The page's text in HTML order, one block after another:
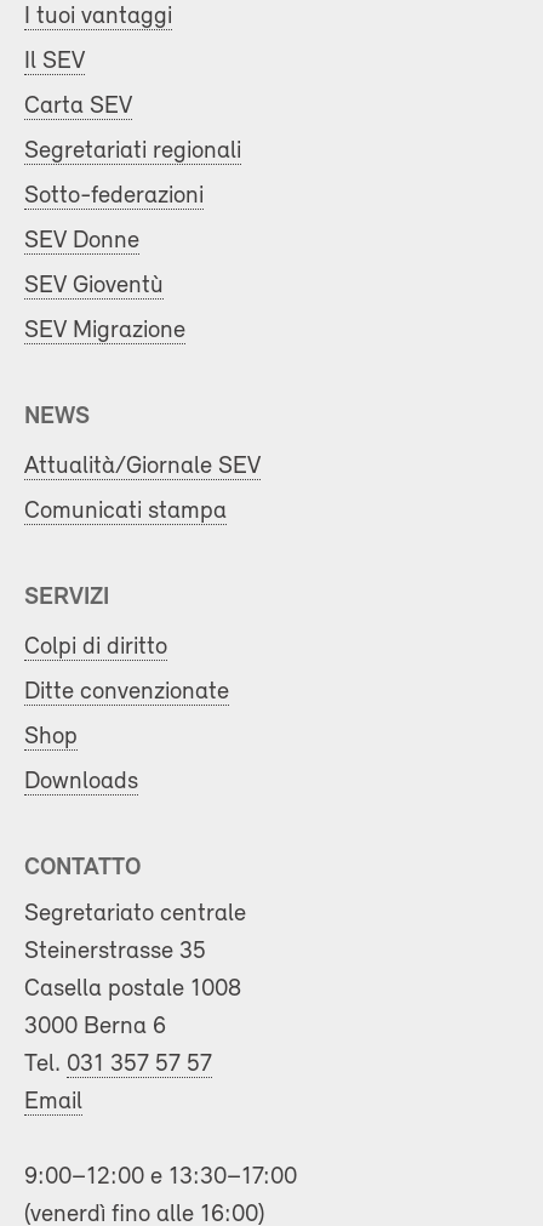
I tuoi vantaggi
Il SEV
Carta SEV
Segretariati regionali
Sotto-federazioni
SEV Donne
SEV Gioventù
SEV Migrazione
NEWS
Attualità/Giornale SEV
Comunicati stampa
SERVIZI
Colpi di diritto
Ditte convenzionate
Shop
Downloads
CONTATTO
Segretariato centrale
Steinerstrasse 35
Casella postale 1008
3000 Berna 6
Tel. 031 357 57 57
Email
9:00–12:00 e 13:30–17:00
(venerdì fino alle 16:00)